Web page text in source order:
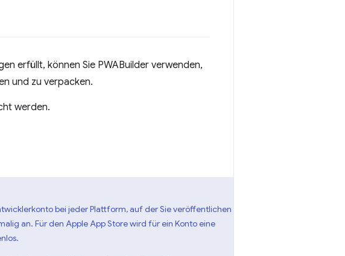
erfüllt, können Sie PWABuilder verwenden,
und zu verpacken.
werden.
bei jeder Plattform, auf der Sie veröffentlichen
an. Für den Apple App Store wird für ein Konto eine